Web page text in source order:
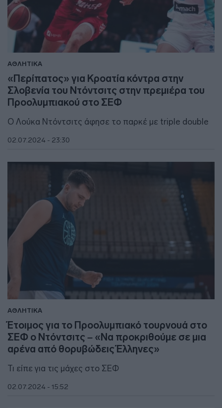
ΑΘΛΗΤΙΚΑ
«Περίπατος» για Κροατία κόντρα στην
Σλοβενία του Ντόντσιτς στην πρεμιέρα του
Προολυμπιακού στο ΣΕΦ
Ο Λούκα Ντόντσιτς άφησε το παρκέ με triple double
02.07.2024 - 23:30
ΑΘΛΗΤΙΚΑ
Έτοιμος για το Προολυμπιακό τουρνουά στο
ΣΕΦ ο Ντόντσιτς – «Να προκριθούμε σε μια
αρένα από θορυβώδεις Έλληνες»
Τι είπε για τις μάχες στο ΣΕΦ
02.07.2024 - 15:52